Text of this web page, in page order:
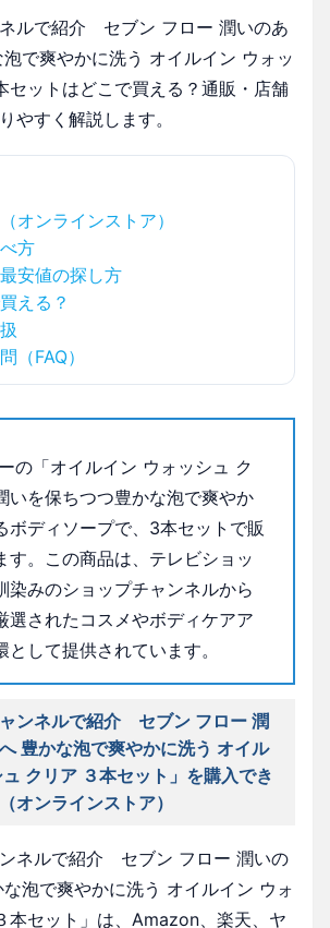
ルで紹介 セブン フロー 潤いのあ
で爽やかに洗う オイルイン ウォッ
セットはどこで買える？通販・店舗
やすく解説します。
オンラインストア）
方
安値の探し方
える？
（FAQ）
の「オイルイン ウォッシュ ク
いを保ちつつ豊かな泡で爽やか
ボディソープで、3本セットで販
す。この商品は、テレビショッ
染みのショップチャンネルから
選されたコスメやボディケアア
として提供されています。
ャンネルで紹介 セブン フロー 潤
豊かな泡で爽やかに洗う オイル
クリア ３本セット」を購入でき
オンラインストア）
ンネルで紹介 セブン フロー 潤いの
泡で爽やかに洗う オイルイン ウォ
本セット」は、Amazon、楽天、ヤ